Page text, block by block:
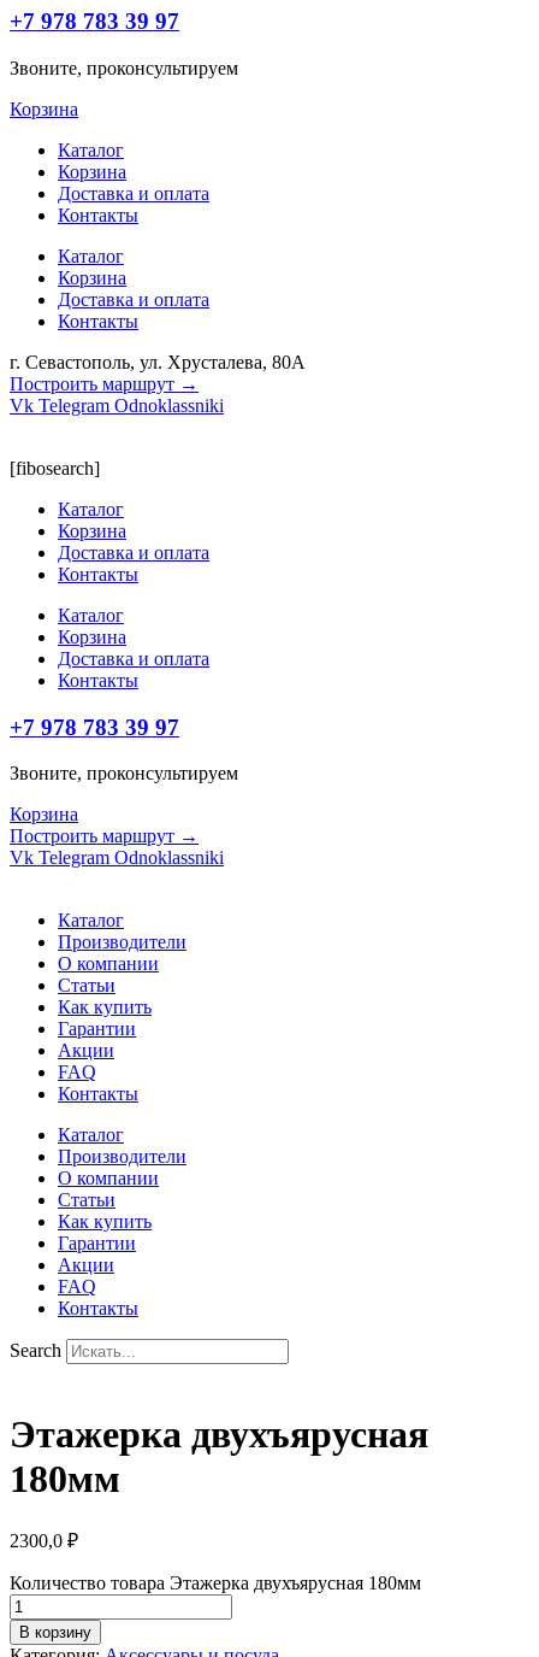
+7 978 783 39 97
Звоните, проконсультируем
Корзина
Каталог
Корзина
Доставка и оплата
Контакты
Каталог
Корзина
Доставка и оплата
Контакты
г. Севастополь, ул. Хрусталева, 80А
Построить маршрут →
Vk Telegram Odnoklassniki
[fibosearch]
Каталог
Корзина
Доставка и оплата
Контакты
Каталог
Корзина
Доставка и оплата
Контакты
+7 978 783 39 97
Звоните, проконсультируем
Корзина
Построить маршрут →
Vk Telegram Odnoklassniki
Каталог
Производители
О компании
Статьи
Как купить
Гарантии
Акции
FAQ
Контакты
Каталог
Производители
О компании
Статьи
Как купить
Гарантии
Акции
FAQ
Контакты
Search
Этажерка двухъярусная
180мм
2300,0 ₽
Количество товара Этажерка двухъярусная 180мм
В корзину